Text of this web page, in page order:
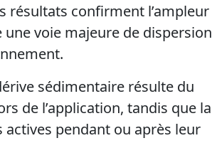
résultats confirment l’ampleur
voie majeure de dispersion
sédimentaire résulte du
de l’application, tandis que la
actives pendant ou après leur